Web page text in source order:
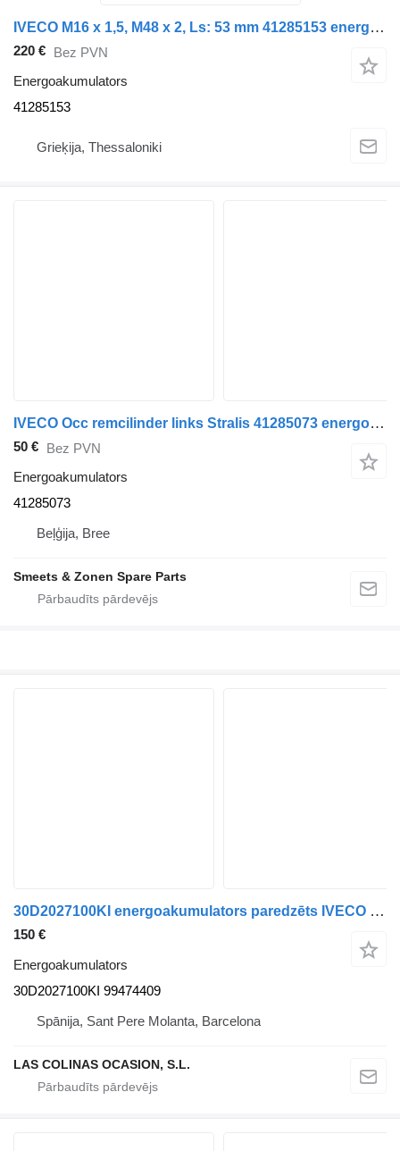
IVECO M16 x 1,5, M48 x 2, Ls: 53 mm 41285153 energoakumulators paredzēts IVECO STRALIS EUROTRAKER ASTRA kravas automašīnas
220 € Bez PVN
Energoakumulators
41285153
Grieķija, Thessaloniki
IVECO Occ remcilinder links Stralis 41285073 energoakumulators paredzēts kravas automašīnas
50 € Bez PVN
Energoakumulators
41285073
Beļģija, Bree
Smeets & Zonen Spare Parts
30D2027100KI energoakumulators paredzēts IVECO Stralis kravas automašīnas
150 €
Energoakumulators
30D2027100KI 99474409
Spānija, Sant Pere Molanta, Barcelona
LAS COLINAS OCASION, S.L.